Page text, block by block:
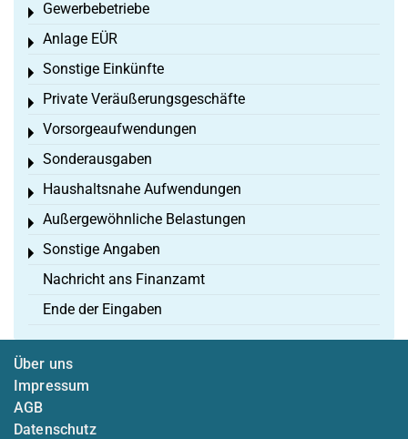
Gewerbebetriebe
Toggle menu
Anlage EÜR
Toggle menu
Sonstige Einkünfte
Toggle menu
Private Veräußerungsgeschäfte
Toggle menu
Vorsorgeaufwendungen
Toggle menu
Sonderausgaben
Toggle menu
Haushaltsnahe Aufwendungen
Toggle menu
Außergewöhnliche Belastungen
Toggle menu
Sonstige Angaben
Toggle menu
Nachricht ans Finanzamt
Ende der Eingaben
Über uns
Impressum
AGB
Datenschutz